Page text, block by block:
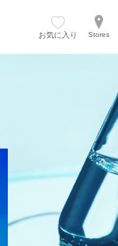
お気に入り Stores